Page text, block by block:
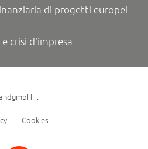
di progetti europei
crisi d'impresa
Cookies